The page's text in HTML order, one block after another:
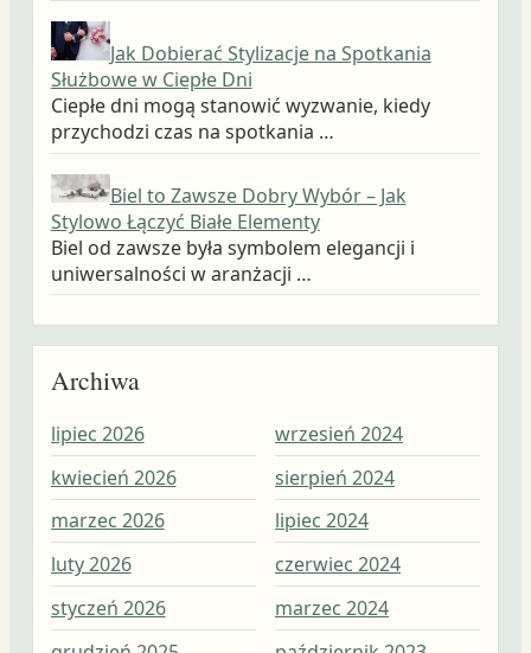
Jak Dobierać Stylizacje na Spotkania
Służbowe w Ciepłe Dni
Ciepłe dni mogą stanowić wyzwanie, kiedy
przychodzi czas na spotkania …
Biel to Zawsze Dobry Wybór – Jak
Stylowo Łączyć Białe Elementy
Biel od zawsze była symbolem elegancji i
uniwersalności w aranżacji …
Archiwa
lipiec 2026
kwiecień 2026
marzec 2026
luty 2026
styczeń 2026
wrzesień 2024
sierpień 2024
lipiec 2024
czerwiec 2024
marzec 2024